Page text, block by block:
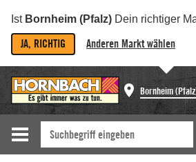
Ist Bornheim (Pfalz) Dein richtiger
JA, RICHTIG Anderen Markt wählen
Bornheim